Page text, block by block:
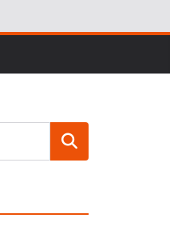
搜尋